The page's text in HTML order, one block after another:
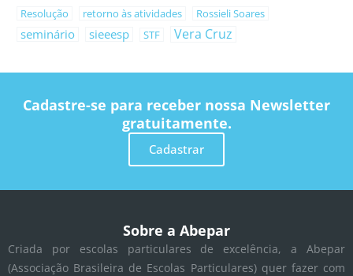
Resolução retorno às atividades Rossieli Soares
seminário sieeesp STF Vera Cruz
Cadastre-se para receber nossa Newsletter
gratuitamente.
Cadastrar
Sobre a Abepar
Criada por escolas particulares de excelência, a Abepar
(Associação Brasileira de Escolas Particulares) quer fazer com